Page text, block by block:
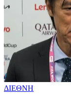
ΔΙΕΘΝΗ